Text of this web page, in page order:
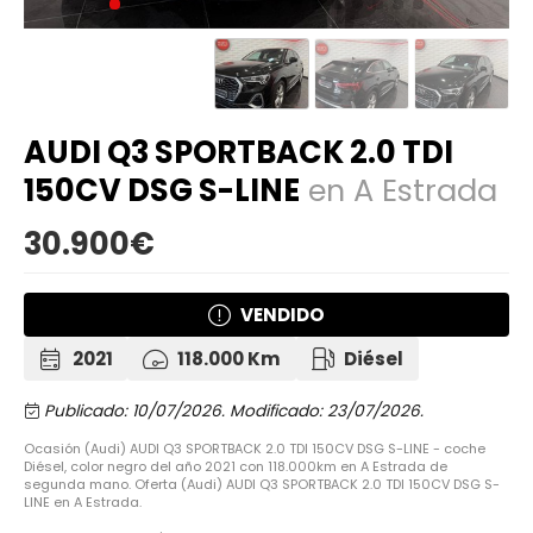
AUDI Q3 SPORTBACK 2.0 TDI
150CV DSG S-LINE en A Estrada
30.900€
VENDIDO
2021
118.000 Km Diésel
Publicado: 10/07/2026. Modificado: 23/07/2026.
Ocasión (Audi) AUDI Q3 SPORTBACK 2.0 TDI 150CV DSG S-LINE - coche
Diésel, color negro del año 2021 con 118.000km en A Estrada de
segunda mano. Oferta (Audi) AUDI Q3 SPORTBACK 2.0 TDI 150CV DSG S-
LINE en A Estrada.